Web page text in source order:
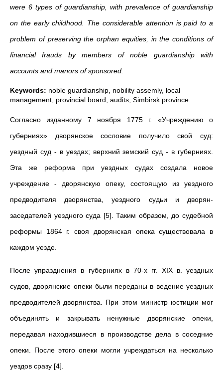
were 6 types of guardianship, with prevalence of guardianship
on the early childhood. The considerable attention is paid to a
problem of preserving the orphan equities, in the conditions of
financial frauds by members of noble guardianship with
accounts and manors of sponsored.
Keywords: noble guardianship, nobility assemly, local
management, provincial board, audits, Simbirsk province.
Согласно изданному 7 ноября 1775 г. «Учреждению о
губерниях» дворянское сословие получило свой суд:
уездный суд - в уездах; верхний земский суд - в губерниях.
Эта же реформа при уездных судах создала новое
учреждение - дворянскую опеку, состоящую из уездного
предводителя дворянства, уездного судьи и дворян-
заседателей уездного суда [5]. Таким образом, до судебной
реформы 1864 г. своя дворянская опека существовала в
каждом уезде.
После упразднения в губерниях в 70-х гг. XIX в. уездных
судов, дворянские опеки были переданы в ведение уездных
предводителей дворянства. При этом министр юстиции мог
объединять и закрывать ненужные дворянские опеки,
передавая находившиеся в производстве дела в соседние
опеки. После этого опеки могли учреждаться на несколько
уездов сразу [4].